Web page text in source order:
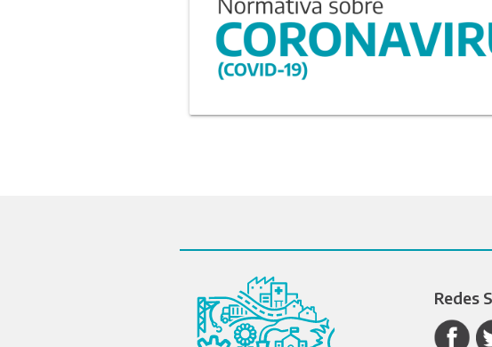
Redes